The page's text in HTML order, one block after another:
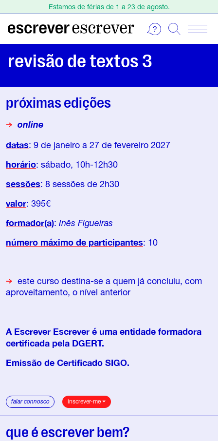
Estamos de férias de 1 a 23 de agosto.
Estamos de férias de 1 a 23 de agosto.
revisão de textos 3
próximas edições
online
datas: 9 de janeiro a 27 de fevereiro 2027
horário: sábado, 10h-12h30
sessões: 8 sessões de 2h30
valor: 395€
formador(a): Inês Figueiras
número máximo de participantes: 10
este curso destina-se a quem já concluiu, com
aproveitamento, o nível anterior
A Escrever Escrever é uma entidade formadora
certificada pela DGERT.
Emissão de Certificado SIGO.
falar connosco inscrever-me
que é escrever bem?